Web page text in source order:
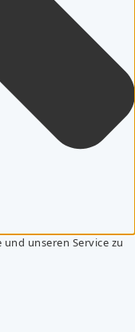
unseren Service zu